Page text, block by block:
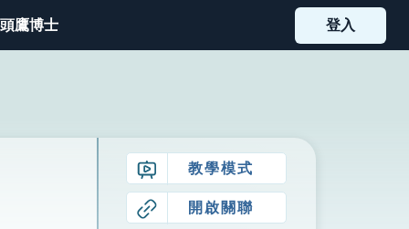
鷹博士 登入
教學模式
開啟關聯